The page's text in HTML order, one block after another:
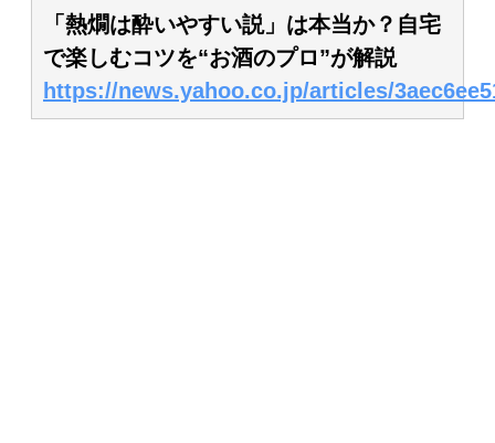
「熱燗は酔いやすい説」は本当か？自宅
で楽しむコツを“お酒のプロ”が解説
https://news.yahoo.co.jp/articles/